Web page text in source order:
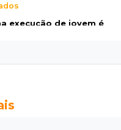
execução de jovem é
casas no Vilas Boas